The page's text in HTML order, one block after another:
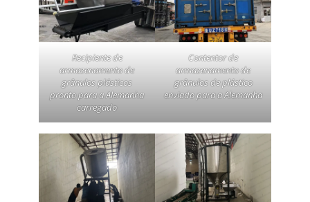
Recipiente de
armazenamento de
grânulos plásticos
pronto para a Alemanha
carregado
Contentor de
armazenamento de
grânulos de plástico
enviado para a Alemanha